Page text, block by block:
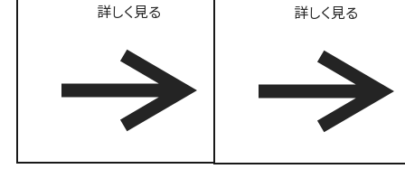
詳しく見る
詳しく見る